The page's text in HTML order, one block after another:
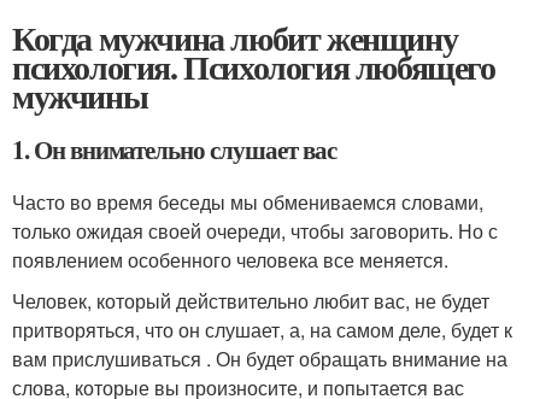
Когда мужчина любит женщину
психология. Психология любящего
мужчины
1. Он внимательно слушает вас
Часто во время беседы мы обмениваемся словами,
только ожидая своей очереди, чтобы заговорить. Но с
появлением особенного человека все меняется.
Человек, который действительно любит вас, не будет
притворяться, что он слушает, а, на самом деле, будет к
вам прислушиваться . Он будет обращать внимание на
слова, которые вы произносите, и попытается вас